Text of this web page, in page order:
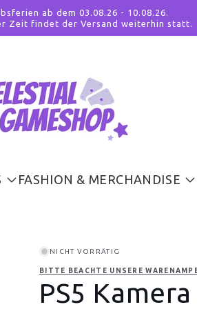
ab dem 03.08.26 - 10.08.26.
Zeit findet der Versand weiterhin statt.
FASHION & MERCHANDISE
NICHT VORRÄTIG
BITTE BEACHTE UNSERE
PS5